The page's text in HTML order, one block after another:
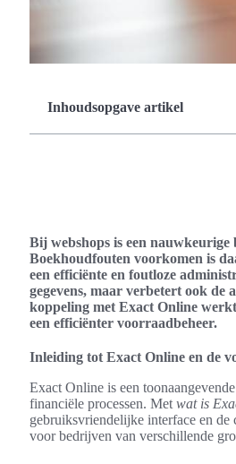
Inhoudsopgave artikel
Bij webshops is een nauwkeurige
Boekhoudfouten voorkomen is
een efficiënte en foutloze
gegevens, maar verbetert ook de
koppeling met Exact Online
een efficiënter voorraadbeheer.
Inleiding tot Exact Online en de
Exact Online is een
financiële processen. Met wat is
gebruiksvriendelijke interface en
voor bedrijven van verschillende